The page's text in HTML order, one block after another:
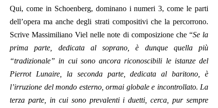
Qui, come in Schoenberg, dominano i numeri 3, come le parti
dell’opera ma anche degli strati compositivi che la percorrono.
Scrive Massimiliano Viel nelle note di composizione che “Se la
prima parte, dedicata al soprano, è dunque quella più
“tradizionale” in cui sono ancora riconoscibili le istanze del
Pierrot Lunaire, la seconda parte, dedicata al baritono, è
l’irruzione del mondo esterno, ormai globale e incontrollato. La
terza parte, in cui sono prevalenti i duetti, cerca, pur sempre